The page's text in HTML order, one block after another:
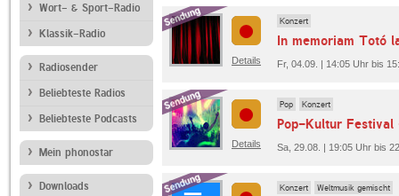
Wort- & Sport-Radio
Klassik-Radio
Radiosender
Beliebteste Radios
Beliebteste Podcasts
Mein phonostar
Downloads
Details
Konzert
In memoriam Totó
Fr, 04.09. | 14:05 Uhr bis
Details
Pop Konzert
Sa, 29.08. | 19:05 Uhr bis
Konzert Weltmusik gemischt